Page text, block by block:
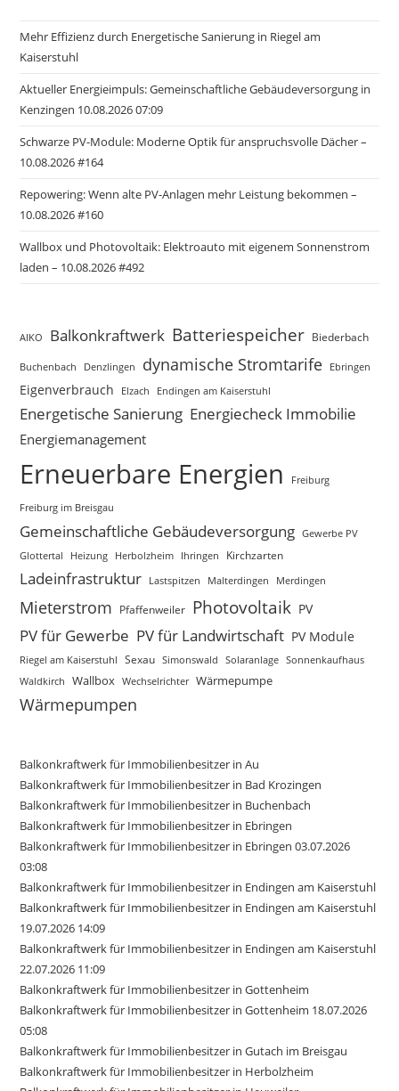
Mehr Effizienz durch Energetische Sanierung in Riegel am
Kaiserstuhl
Aktueller Energieimpuls: Gemeinschaftliche Gebäudeversorgung in
Kenzingen 10.08.2026 07:09
Schwarze PV-Module: Moderne Optik für anspruchsvolle Dächer –
10.08.2026 #164
Repowering: Wenn alte PV-Anlagen mehr Leistung bekommen –
10.08.2026 #160
Wallbox und Photovoltaik: Elektroauto mit eigenem Sonnenstrom
laden – 10.08.2026 #492
AIKO Balkonkraftwerk Batteriespeicher Biederbach
Buchenbach Denzlingen dynamische Stromtarife Ebringen
Eigenverbrauch Elzach Endingen am Kaiserstuhl
Energetische Sanierung Energiecheck Immobilie
Energiemanagement
Erneuerbare Energien Freiburg
Freiburg im Breisgau
Gemeinschaftliche Gebäudeversorgung Gewerbe PV
Glottertal
Heizung Herbolzheim Ihringen Kirchzarten
Ladeinfrastruktur Lastspitzen Malterdingen Merdingen
Mieterstrom Pfaffenweiler Photovoltaik PV
PV für Gewerbe PV für Landwirtschaft PV Module
Riegel am Kaiserstuhl Sexau Simonswald Solaranlage Sonnenkaufhaus
Waldkirch
Wallbox Wechselrichter Wärmepumpe
Wärmepumpen
Balkonkraftwerk für Immobilienbesitzer in Au
Balkonkraftwerk für Immobilienbesitzer in Bad Krozingen
Balkonkraftwerk für Immobilienbesitzer in Buchenbach
Balkonkraftwerk für Immobilienbesitzer in Ebringen
Balkonkraftwerk für Immobilienbesitzer in Ebringen 03.07.2026
03:08
Balkonkraftwerk für Immobilienbesitzer in Endingen am Kaiserstuhl
Balkonkraftwerk für Immobilienbesitzer in Endingen am Kaiserstuhl
19.07.2026 14:09
Balkonkraftwerk für Immobilienbesitzer in Endingen am Kaiserstuhl
22.07.2026 11:09
Balkonkraftwerk für Immobilienbesitzer in Gottenheim
Balkonkraftwerk für Immobilienbesitzer in Gottenheim 18.07.2026
05:08
Balkonkraftwerk für Immobilienbesitzer in Gutach im Breisgau
Balkonkraftwerk für Immobilienbesitzer in Herbolzheim